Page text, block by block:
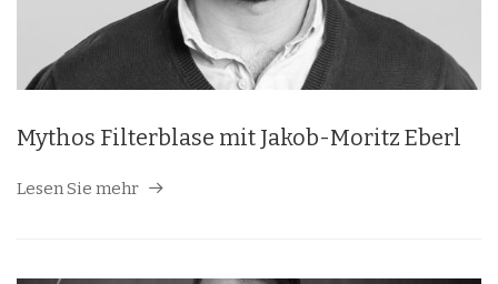
Mythos Filterblase mit Jakob-Moritz Eberl
Lesen Sie mehr